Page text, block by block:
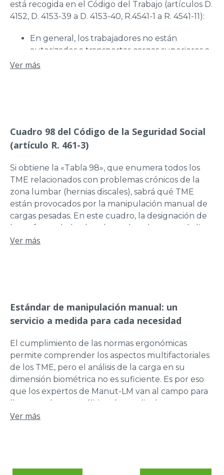
está recogida en el Código del Trabajo (artículos D.
4152, D. 4153-39 a D. 4153-40, R.4541-1 a R. 4541-11):
En general, los trabajadores no están
autorizados a transportar cargas superiores a
55 kg a menos que hayan sido reconocidos
límites dependen de la edad y el sexo.
Ver más
Cuadro 98 del Código de la Seguridad Social
(artículo R. 461-3)
Si obtiene la «Tabla 98», que enumera todos los
TME relacionados con problemas crónicos de la
zona lumbar (hernias discales), sabrá qué TME
están provocados por la manipulación manual de
cargas pesadas. En este cuadro, la designación de
las enfermedades, los plazos de cobertura y la lista
restrictiva de trabajos que pueden causar TME le
Ver más
Estándar de manipulación manual: un
servicio a medida para cada necesidad
El cumplimiento de las normas ergonómicas
permite comprender los aspectos multifactoriales
de los TME, pero el análisis de la carga en su
dimensión biométrica no es suficiente. Es por eso
que los expertos de Manut-LM van al campo para
llevar a cabo un análisis más amplio de su entorno
de trabajo con usted.
Ver más